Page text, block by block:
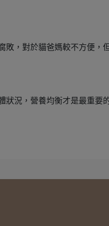
敗，對於貓爸媽較不方便，
狀況，營養均衡才是最重要